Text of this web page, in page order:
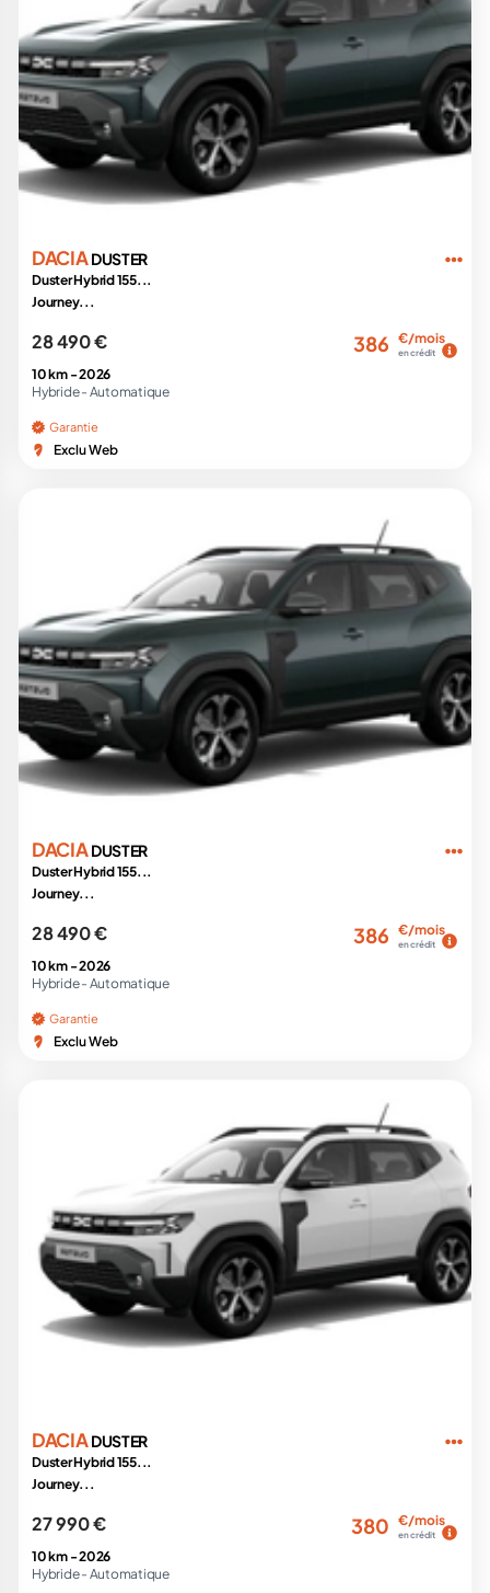
DACIADUSTER
Duster Hybrid 155...
Journey...
28 490 € 386 €/mois
en crédit
10 km -2026
Hybride - Automatique
Garantie
Exclu Web
DACIADUSTER
Duster Hybrid 155...
Journey...
28 490 € 386 €/mois
en crédit
10 km -2026
Hybride - Automatique
Garantie
Exclu Web
DACIADUSTER
Duster Hybrid 155...
Journey...
27 990 € 380 €/mois
en crédit
10 km -2026
Hybride - Automatique